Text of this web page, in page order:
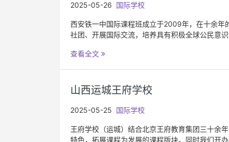
2025-05-26 国际学校
西安铁一中国际课程班成立于2009年，在十余年
社团、开展国际交流，培养具有积极全球公民意
查看全文
山西运城王府学校
2025-05-25 国际学校
王府学校（运城）结合北京王府教育集团三十余
特色，拓展课程为发展的课程版块。同时我们开